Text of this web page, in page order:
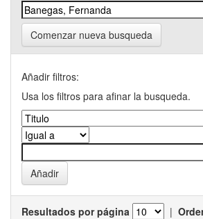
Comenzar nueva busqueda
Añadir filtros:
Usa los filtros para afinar la busqueda.
Resultados por página |